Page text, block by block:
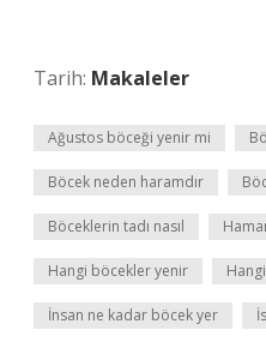
Tarih: Makaleler
Ağustos böceği yenir mi
Böcek neden haramdır
Böceklerin tadı nasıl
Hangi böcekler yenir
İnsan ne kadar böcek yer